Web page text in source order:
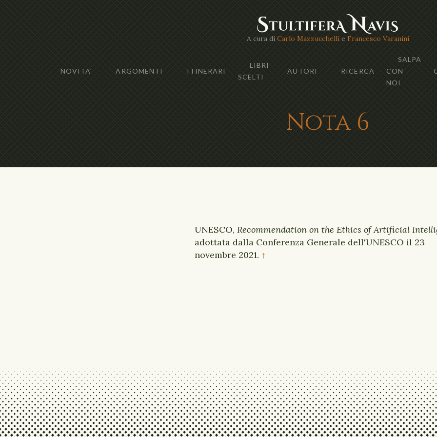
A cura di Carlo Mazzucchellie Francesco Varanini
NOVITA' ARGOMENTI ITINERARI
LIBRI
SCELTI
AUTORI RICERCA
SALPA
CON
NOI
Nota 6
UNESCO, Recommendation on the Ethics of Artificial
adottata dalla Conferenza Generale dell'UNESCO il 23
novembre 2021. ↑